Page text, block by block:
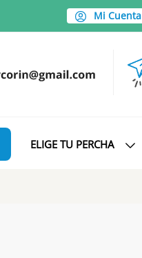
Mi Cuenta
ELIGE TU PERCHA